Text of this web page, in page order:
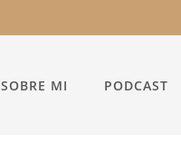
SOBRE MI PODCAST